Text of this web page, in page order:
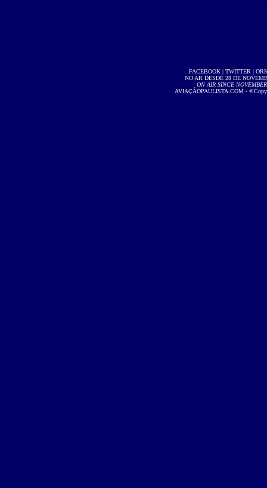
FACEBOOK| TWITTER |
NO AR DESDE 28 DE
ON AIR SINCE
AVIAÇÃOPAULISTA.COM -